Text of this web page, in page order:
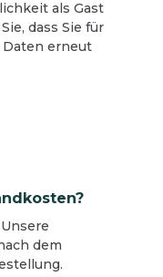
als Gast
dass Sie für
erneut
dem